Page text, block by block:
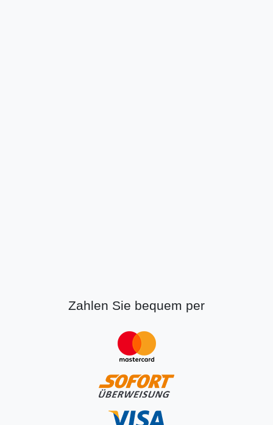
Zahlen Sie bequem per